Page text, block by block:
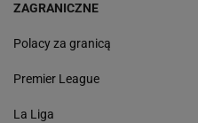
ZAGRANICZNE
Polacy za granicą
Premier League
La Liga